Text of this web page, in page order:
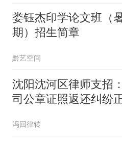
娄钰杰印学论文班（
期）招生简章
黔艺空间
沈阳沈河区律师支招
司公章证照返还纠纷
冯回律转